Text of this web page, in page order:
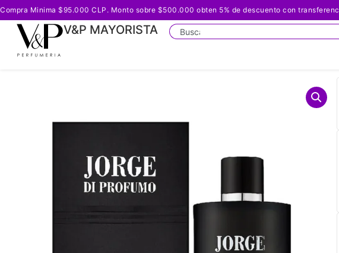
Compra Minima $95.000 CLP. Monto sobre $500.000 obten 5% de descuento con
V&P MAYORISTA